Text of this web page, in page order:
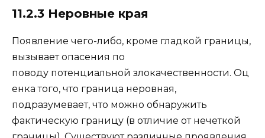
11.2.3 Неровные края
Появление чего-либо, кроме гладкой границы,
вызывает опасения по
поводу потенциальной злокачественности. Оц
енка того, что граница неровная,
подразумевает, что можно обнаружить
фактическую границу (в отличие от нечеткой